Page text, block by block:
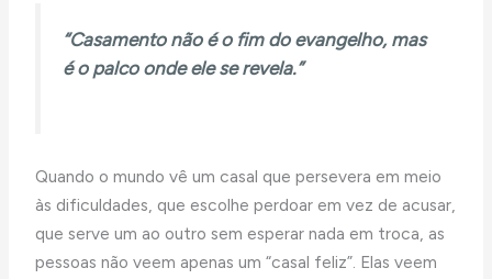
“Casamento não é o fim do evangelho, mas
é o palco onde ele se revela.”
Quando o mundo vê um casal que persevera em meio
às dificuldades, que escolhe perdoar em vez de acusar,
que serve um ao outro sem esperar nada em troca, as
pessoas não veem apenas um “casal feliz”. Elas veem